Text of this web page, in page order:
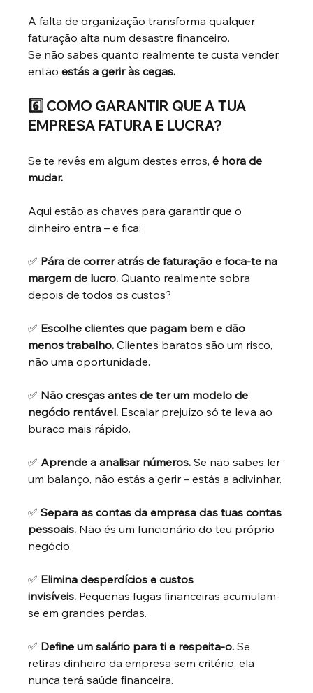
A falta de organização transforma qualquer
faturação alta num desastre financeiro.
Se não sabes quanto realmente te custa vender,
então estás a gerir às cegas.
6️⃣ COMO GARANTIR QUE A TUA
EMPRESA FATURA E LUCRA?
Se te revês em algum destes erros, é hora de
mudar.
Aqui estão as chaves para garantir que o
dinheiro entra – e fica:
✅ Pára de correr atrás de faturação e foca-te na
margem de lucro. Quanto realmente sobra
depois de todos os custos?
✅ Escolhe clientes que pagam bem e dão
menos trabalho. Clientes baratos são um risco,
não uma oportunidade.
✅ Não cresças antes de ter um modelo de
negócio rentável. Escalar prejuízo só te leva ao
buraco mais rápido.
✅ Aprende a analisar números. Se não sabes ler
um balanço, não estás a gerir – estás a adivinhar.
✅ Separa as contas da empresa das tuas contas
pessoais. Não és um funcionário do teu próprio
negócio.
✅ Elimina desperdícios e custos
invisíveis. Pequenas fugas financeiras acumulam-
se em grandes perdas.
✅ Define um salário para ti e respeita-o. Se
retiras dinheiro da empresa sem critério, ela
nunca terá saúde financeira.